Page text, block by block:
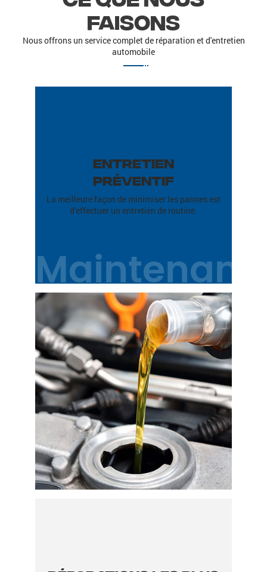
faisons
Nous offrons un service complet de réparation et d'entretien
automobile
Entretien
Préventif
La meilleure façon de minimiser les pannes est
d'effectuer un entretien de routine.